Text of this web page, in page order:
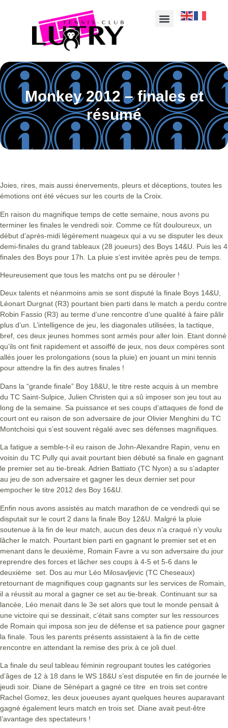
Monkey 2012 – finales et
résumé
Joies, rires, mais aussi énervements, pleurs et déceptions, toutes les
émotions ont été vécues sur les courts de la Croix.
En raison du magnifique temps de cette semaine, nous avons pu
terminer les finales le vendredi soir. Comme ce fût douloureux, un
début d’après-midi légèrement nuageux qui a vu se disputer les deux
demi-finales du grand tableaux (28 joueurs) des Boys 14&U. Puis les 4
finales des Boys pour 17h. La pluie s’est invitée après peu de temps.
Heureusement que tous les matchs ont pu se dérouler !
Deux talents et néanmoins amis se sont disputé la finale Boys 14&U,
Léonart Durgnat (R3) pourtant bien parti dans le match a perdu contre
Robin Fassio (R3) au terme d’une rencontre d’une qualité à faire pâlir
plus d’un. L’intelligence de jeu, les diagonales utilisées, la tactique,
bref, ces deux jeunes hommes sont armés pour aller loin. Etant donné
qu’ils ont finit rapidement et assoiffé de jeux, nos deux compères sont
allés jouer les prolongations (sous la pluie) en jouant un mini tennis
pour attendre la fin des autres finales !
Dans la “grande finale” Boy 18&U, le titre reste acquis à un membre
du TC Saint-Sulpice, Julien Christen qui a sû imposer son jeu tout au
long de la semaine. Sa puissance et ses coups d’attaques de fond de
court ont eu raison de son adversaire de jour Olivier Menghini du TC
Montchoisi qui s’est souvent régalé avec ses défenses magnifiques.
La fatigue a semble-t-il eu raison de John-Alexandre Rapin, venu en
voisin du TC Pully qui avait pourtant bien débuté sa finale en gagnant
le premier set au tie-break. Adrien Battiato (TC Nyon) a su s’adapter
au jeu de son adversaire et gagner les deux dernier set pour
empocher le titre 2012 des Boy 16&U.
Enfin nous avons assistés au match marathon de ce vendredi qui se
disputait sur le court 2 dans la finale Boy 12&U. Malgré la pluie
soutenue à la fin de leur match, aucun des deux n’a craqué n’y voulu
lâcher le match. Pourtant bien parti en gagnant le premier set et en
menant dans le deuxième, Romain Favre a vu son adversaire du jour
reprendre des forces et lâcher ses coups à 4-5 et 5-6 dans le
deuxième set. Dos au mur Léo Milosavljevic (TC Cheseaux)
retournant de magnifiques coup gagnants sur les services de Romain,
il a réussit au moral a gagner ce set au tie-break. Continuant sur sa
lancée, Léo menait dans le 3e set alors que tout le monde pensait à
une victoire qui se dessinait, c’était sans compter sur les ressources
de Romain qui imposa son jeu de défense et sa patience pour gagner
la finale. Tous les parents présents assistaient à la fin de cette
rencontre en attendant la remise des prix à ce joli duel.
La finale du seul tableau féminin regroupant toutes les catégories
d’âges de 12 à 18 dans le WS 18&U s’est disputée en fin de journée le
jeudi soir. Diane de Sénépart a gagné ce titre en trois set contre
Rachel Gomez, les deux joueuses ayant quelques heures auparavant
gagné également leurs match en trois set. Diane avait peut-être
l’avantage des spectateurs !